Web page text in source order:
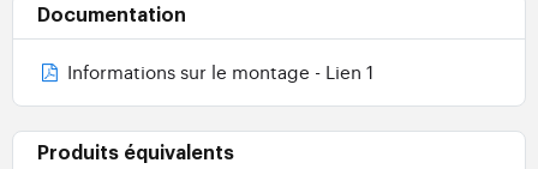
Documentation
Informations sur le montage - Lien 1
Produits équivalents